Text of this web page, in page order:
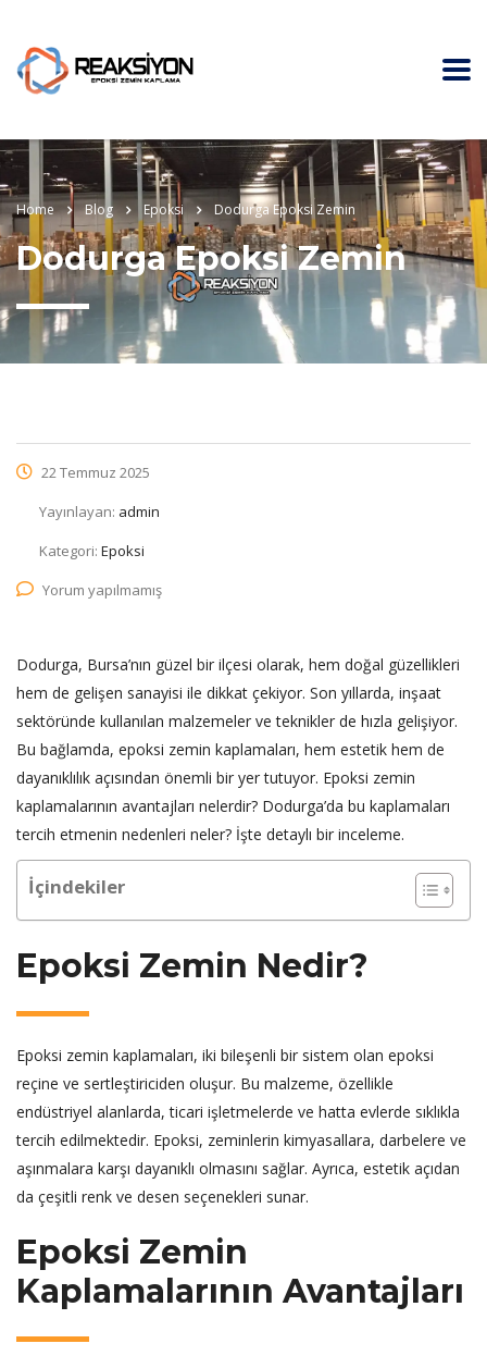
Home Blog Epoksi Dodurga Epoksi Zemin
Dodurga Epoksi Zemin
22 Temmuz 2025
Yayınlayan: admin
Kategori: Epoksi
Yorum yapılmamış
Dodurga, Bursa’nın güzel bir ilçesi olarak, hem doğal güzellikleri
hem de gelişen sanayisi ile dikkat çekiyor. Son yıllarda, inşaat
sektöründe kullanılan malzemeler ve teknikler de hızla gelişiyor.
Bu bağlamda, epoksi zemin kaplamaları, hem estetik hem de
dayanıklılık açısından önemli bir yer tutuyor. Epoksi zemin
kaplamalarının avantajları nelerdir? Dodurga’da bu kaplamaları
tercih etmenin nedenleri neler? İşte detaylı bir inceleme.
İçindekiler
Epoksi Zemin Nedir?
Epoksi zemin kaplamaları, iki bileşenli bir sistem olan epoksi
reçine ve sertleştiriciden oluşur. Bu malzeme, özellikle
endüstriyel alanlarda, ticari işletmelerde ve hatta evlerde sıklıkla
tercih edilmektedir. Epoksi, zeminlerin kimyasallara, darbelere ve
aşınmalara karşı dayanıklı olmasını sağlar. Ayrıca, estetik açıdan
da çeşitli renk ve desen seçenekleri sunar.
Epoksi Zemin
Kaplamalarının Avantajları